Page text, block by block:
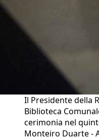
Il Presidente della
Biblioteca
cerimonia nel
Monteiro Duarte -